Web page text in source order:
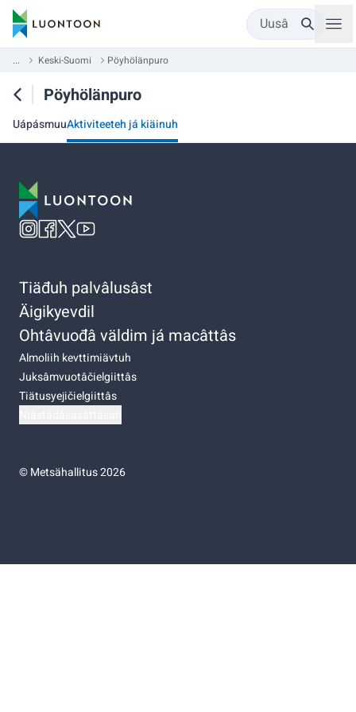
Uusâ
... Keski-Suomi Pöyhölänpuro
Pöyhölänpuro
UápásmuuAktiviteeteh já kiäinuh
Tiäđuh palvâlusâst
Äigikyevdil
Ohtâvuođâ väldim já macâttâs
Almoliih kevttimiävtuh
Juksâmvuotâčielgiittâs
Tiätusyejičielgiittâs
©Metsähallitus 2026